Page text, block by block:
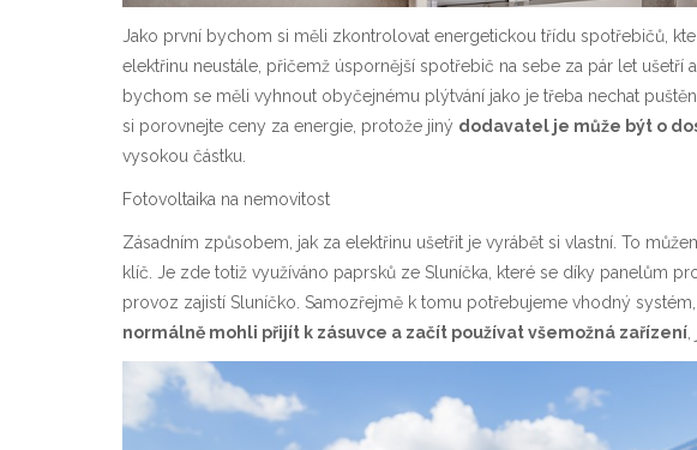
Jako první bychom si měli zkontrolovat energetickou třídu spotřebičů,
elektřinu neustále, přičemž úspornější spotřebič na sebe za pár let ušetří a
bychom se měli vyhnout obyčejnému plýtvání jako je třeba nechat
si porovnejte ceny za energie, protože jiný dodavatel je může být o
vysokou částku.
Fotovoltaika na nemovitost
Zásadním způsobem, jak za elektřinu ušetřit je vyrábět si vlastní. To
klíč . Je zde totiž využíváno paprsků ze Sluníčka, které se díky panelům
provoz zajistí Sluníčko. Samozřejmě k tomu potřebujeme vhodný
normálně mohli přijít k zásuvce a začít používat všemožná zařízení